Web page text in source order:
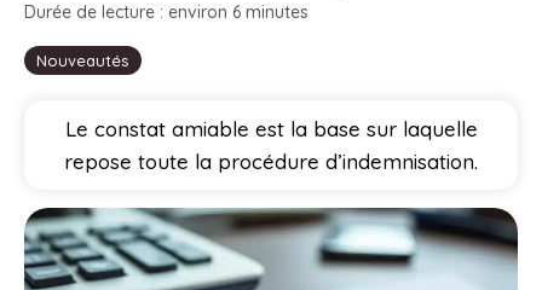
Nouveautés
Durée de lecture : environ 6 minutes
Le constat amiable est la base sur laquelle
repose toute la procédure d’indemnisation.